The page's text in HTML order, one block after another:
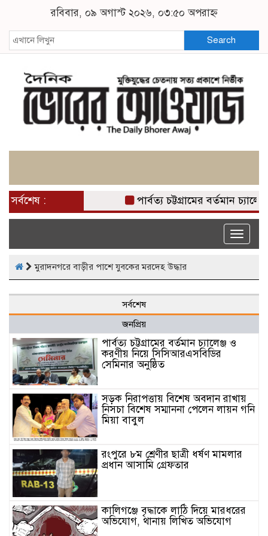
রবিবার, ০৯ অগাস্ট ২০২৬, ০৩:৫০ অপরাহ্ন
Search
সর্বশেষ : পার্বত্য চট্টগ্রামের বর্তমান
Toggle
মুরাদনগরে বাড়ীর পাশে যুবকের মরদেহ উদ্ধার
সর্বশেষ
জনপ্রিয়
পার্বত্য চট্টগ্রামের বর্তমান চ্যালেঞ্জ ও
করণীয় নিয়ে সিসিআরএসবিডির
সেমিনার অনুষ্ঠিত
সড়ক নিরাপত্তায় বিশেষ অবদান রাখায়
নিসচা বিশেষ সম্মাননা পেলেন লায়ন গনি
মিয়া বাবুল
রংপুরে ৮ম শ্রেণীর ছাত্রী ধর্ষণ মামলার
প্রধান আসামি গ্রেফতার
কালিগঞ্জে বৃদ্ধাকে লাঠি দিয়ে মারধরের
অভিযোগ, থানায় লিখিত অভিযোগ